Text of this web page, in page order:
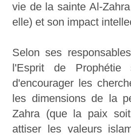
vie de la sainte Al-
elle) et son impact
Selon ses
l'Esprit de Prophétie
d'encourager les
les dimensions de la
Zahra (que la paix
attiser les valeurs